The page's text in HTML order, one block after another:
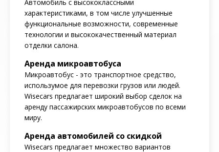
Автомобиль с высококлассными
характеристиками, в том числе улучшенные
функциональные возможности, современные
технологии и высококачественный материал
отделки салона.
Аренда микроавтобуса
Микроавтобус - это транспортное средство,
использумое для перевозки грузов или людей.
Wisecars предлагает широкий выбор сделок на
аренду пассажирских микроавтобусов по всеми
миру.
Аренда автомобилей со скидкой
Wisecars предлагает множество вариантов